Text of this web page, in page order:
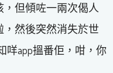
但傾咗一兩次偈人
然後突然消失於世
咩app搵番佢，咁，你